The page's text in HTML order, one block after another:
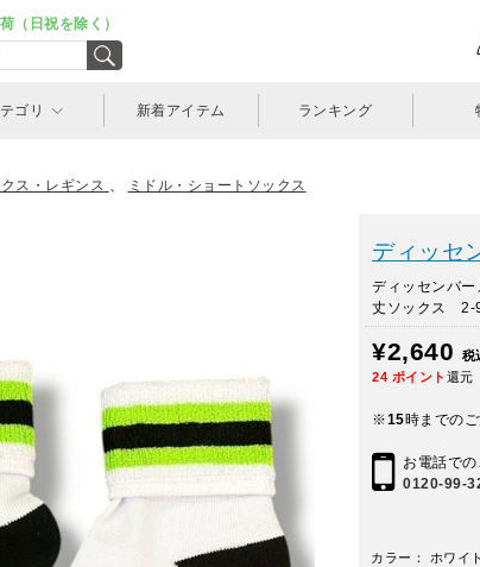
（日祝を除く）
ゴリ 新着アイテム ランキング
ス・レギンス 、 ミドル・ショートソックス
ディッセ
ディッセンバ
丈ソックス 2-
¥2,640
税
24 ポイント 還元
※15時までの
お電話での
0120-99-
カラー： ホワイト